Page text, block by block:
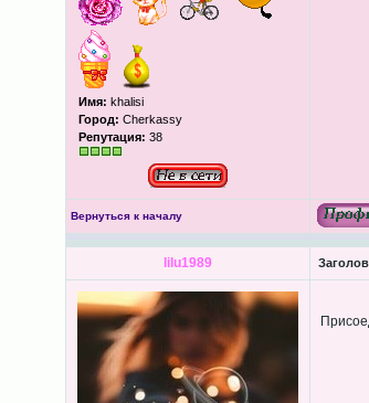
Имя: khalisi
Город: Cherkassy
Репутация: 38
Вернуться к началу
lilu1989